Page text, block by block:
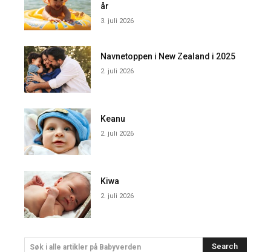
år
3. juli 2026
Navnetoppen i New Zealand i 2025
2. juli 2026
Keanu
2. juli 2026
Kiwa
2. juli 2026
Søk i alle artikler på Babyverden Search